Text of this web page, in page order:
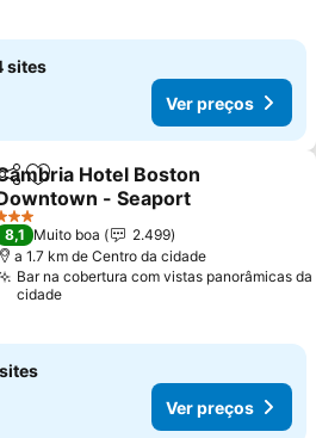
sites
Ver preços
Adicionar aos favoritos
Hotel Boston
- Seaport
preços
Estrelas
8,1 Muito boa
2.499
a 1.7 km de Centro da cidade
Bar na cobertura com vistas panorâmicas da
cidade
Ver preços